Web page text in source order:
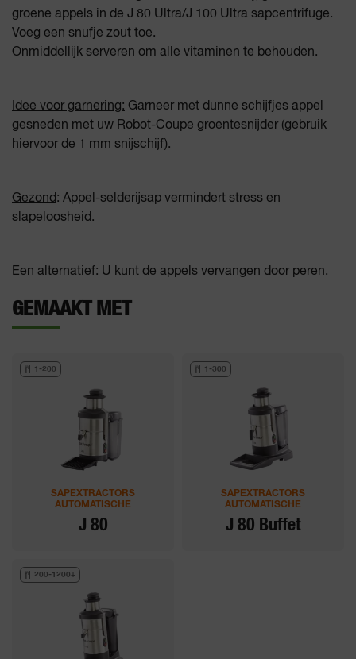
groene appels in de J 80 Ultra/J 100 Ultra sapcentrifuge.
Voeg een snufje zout toe.
Onmiddellijk serveren om alle vitaminen te behouden.
Idee voor garnering: Garneer met dunne schijfjes appel
gesneden met uw Robot-Coupe groentesnijder (gebruik
hiervoor de 1 mm snijschijf).
Gezond: Appel-selderijsap vermindert stress en
slapeloosheid.
Een alternatief: U kunt de appels vervangen door peren.
GEMAAKT MET
1-200
SAPEXTRACTORS
AUTOMATISCHE
J 80
1-300
SAPEXTRACTORS
AUTOMATISCHE
J 80 Buffet
200-1200+